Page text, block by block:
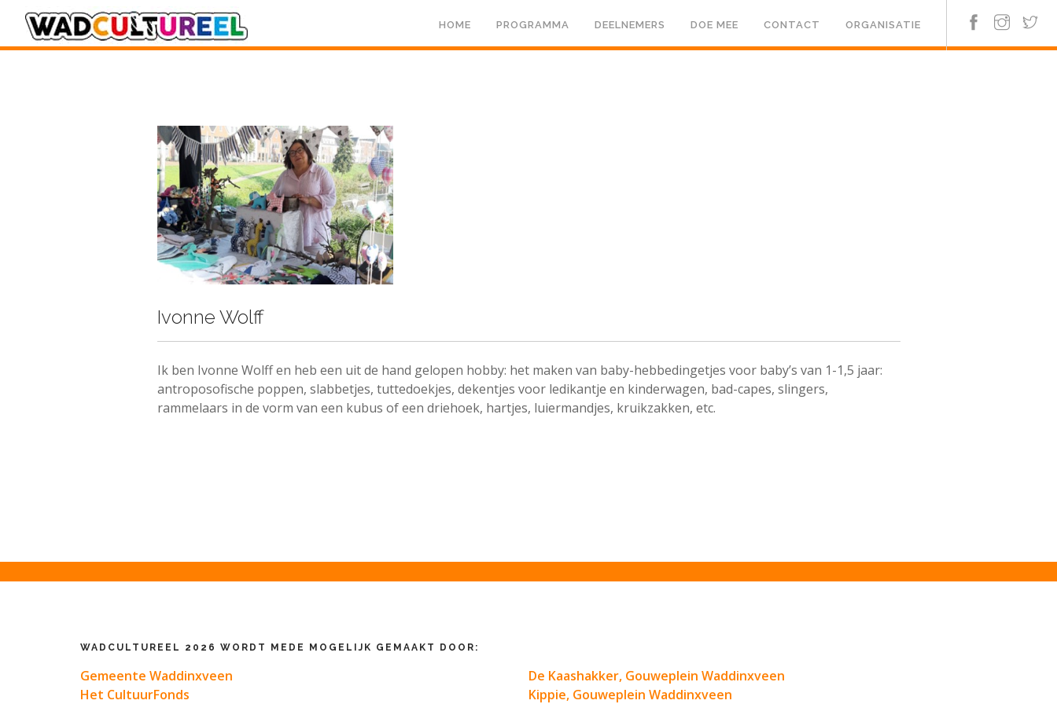
HOME PROGRAMMA DEELNEMERS DOE MEE CONTACT ORGANISATIE
Ivonne Wolff
Ik ben Ivonne Wolff en heb een uit de hand gelopen hobby: het maken van baby-hebbedingetjes voor baby’s van 1-1,5 jaar:
antroposofische poppen, slabbetjes, tuttedoekjes, dekentjes voor ledikantje en kinderwagen, bad-capes, slingers,
rammelaars in de vorm van een kubus of een driehoek, hartjes, luiermandjes, kruikzakken, etc.
WADCULTUREEL 2026 WORDT MEDE MOGELIJK GEMAAKT DOOR:
Gemeente Waddinxveen
Het CultuurFonds
De Kaashakker, Gouweplein Waddinxveen
Kippie, Gouweplein Waddinxveen